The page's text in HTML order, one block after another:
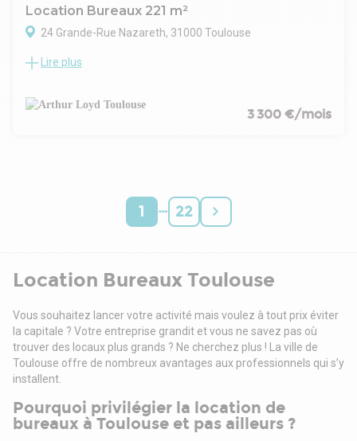
Location Bureaux 221 m²
24 Grande-Rue Nazareth, 31000 Toulouse
Situés dans le quartier des Carmes, ces bureaux de 221 m²
centre-ville de Toulouse. L'emplacement assure un accès
rapide aux transports en commun et à toutes les
offrant un confort supplémentaire. Une place de parking
dans un garage fermé est incluse, répondant aux besoins de
dynamique et central.
Lire plus
3 300 €/mois
1 … 22
Location Bureaux Toulouse
Vous souhaitez lancer votre activité mais voulez à tout prix éviter
la capitale ? Votre entreprise grandit et vous ne savez pas où
trouver des locaux plus grands ? Ne cherchez plus ! La ville de
Toulouse offre de nombreux avantages aux professionnels qui s’y
installent.
Pourquoi privilégier la location de
bureaux à Toulouse et pas ailleurs ?